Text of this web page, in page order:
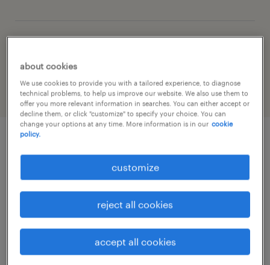
biotechnology & pharmaceutical
job details
社名
about cookies
We use cookies to provide you with a tailored experience, to diagnose
technical problems, to help us improve our website. We also use them to
offer you more relevant information in searches. You can either accept or
decline them, or click "customize" to specify your choice. You can
change your options at any time. More information is in our cookie
policy.
customize
reject all cookies
accept all cookies